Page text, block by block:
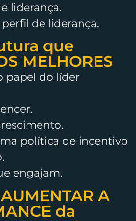
liderança.
de liderança.
que
MELHORES​
papel do líder
política de incentivo
engajam.
A
da